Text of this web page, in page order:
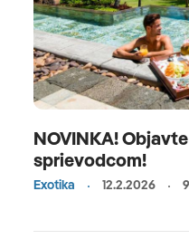
NOVINKA!
sprievodcom!
Exotika 12.2.2026